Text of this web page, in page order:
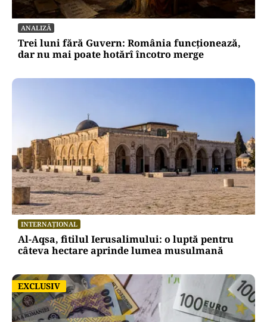
ANALIZĂ
Trei luni fără Guvern: România funcționează,
dar nu mai poate hotărî încotro merge
INTERNAȚIONAL
Al-Aqsa, fitilul Ierusalimului: o luptă pentru
câteva hectare aprinde lumea musulmană
EXCLUSIV
EXCLUSIV